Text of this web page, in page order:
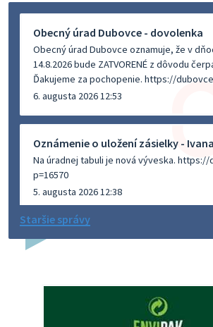
Obecný úrad Dubovce - dovolenka
Obecný úrad Dubovce oznamuje, že v
14.8.2026 bude ZATVORENÉ z dôvodu
Ďakujeme za pochopenie. https://
6. augusta 2026 12:53
Oznámenie o uložení zásielky -
Na úradnej tabuli je nová výveska. https://
p=16570
5. augusta 2026 12:38
Dovolenka - MUDr. Marián Sivoň
budeZATVORENÁ z dôvodu čerpania
prípady bude riešiť MUDr.Fisch…
Staršie správy